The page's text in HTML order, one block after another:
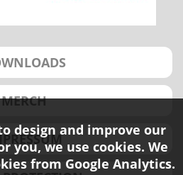
design and improve our
you, we use cookies. We
from Google Analytics.
MERCH